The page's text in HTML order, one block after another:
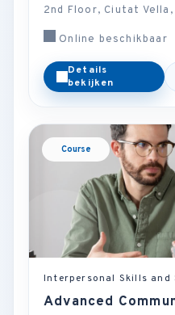
2nd Floor, Ciutat
Online beschikbaar
Details
bekijken
Course
Interpersonal Skills and
Advanced